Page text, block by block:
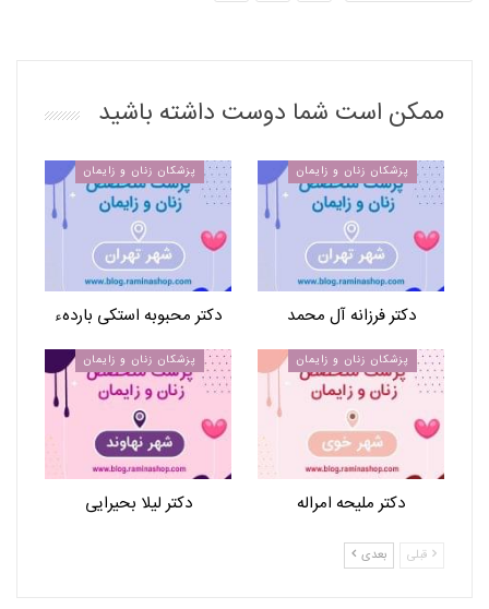
ممکن است شما دوست داشته باشید
پزشکان زنان و زایمان
دکتر فرزانه آل محمد
پزشکان زنان و زایمان
دکتر محبوبه استکی باردهء
پزشکان زنان و زایمان
دکتر ملیحه امراله
پزشکان زنان و زایمان
دکتر لیلا بحیرایی
قبلی بعدی